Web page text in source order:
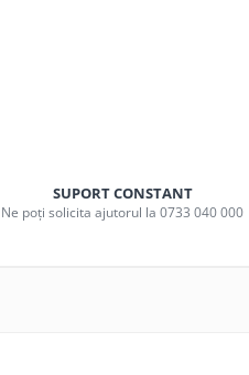
SUPORT CONSTANT
Ne poți solicita ajutorul la 0733 040 000